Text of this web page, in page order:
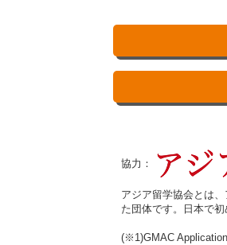
協力：
アジア留学協会とは
た団体です。日本で
(※1)GMAC